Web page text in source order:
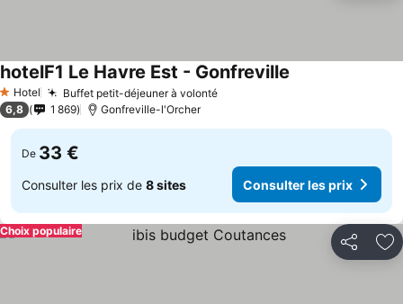
1 Étoiles
Hotel Buffet petit-déjeuner à volonté
hotelF1 Le Havre Est - Gonfreville
6,8 1 869 Gonfreville-l'Orcher
De 33 €
Consulter les prix de 8 sites Consulter les prix
Partager
Choix populaire